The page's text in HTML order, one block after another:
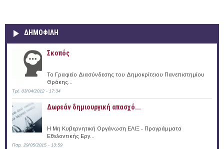
ΔΗΜΟΦΙΛΗ
Σκοπός
Το Γραφείο Διασύνδεσης του Δημοκρίτειου Πανεπιστημίου
Θράκης...
Τρί, 03/04/2012 - 17:34
Δωρεάν δημιουργική απασχό...
Η Μη Κυβερνητική Οργάνωση ΕΛΙΞ - Προγράμματα
Εθελοντικής Εργ...
Παρ, 29/05/2015 - 13:59